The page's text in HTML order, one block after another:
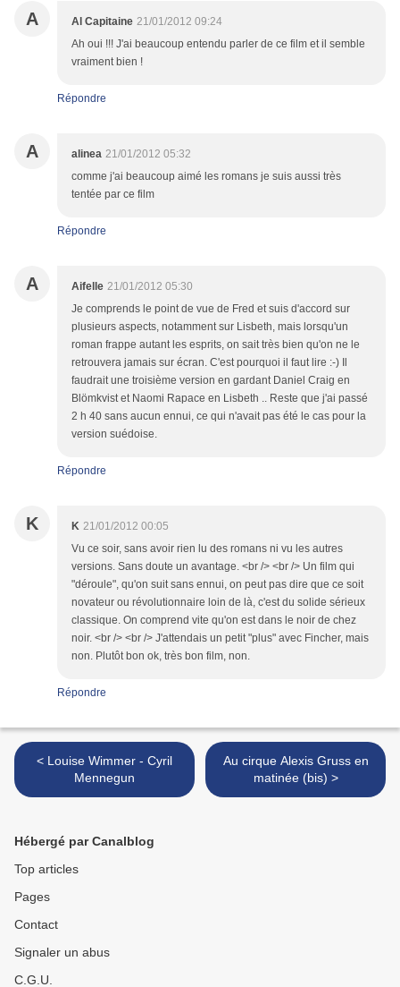
A Al Capitaine 21/01/2012 09:24
Ah oui !!! J'ai beaucoup entendu parler de ce film et il semble
vraiment bien !
Répondre
A alinea 21/01/2012 05:32
comme j'ai beaucoup aimé les romans je suis aussi très
tentée par ce film
Répondre
A Aifelle 21/01/2012 05:30
Je comprends le point de vue de Fred et suis d'accord sur
plusieurs aspects, notamment sur Lisbeth, mais lorsqu'un
roman frappe autant les esprits, on sait très bien qu'on ne le
retrouvera jamais sur écran. C'est pourquoi il faut lire :-) Il
faudrait une troisième version en gardant Daniel Craig en
Blömkvist et Naomi Rapace en Lisbeth .. Reste que j'ai passé
2 h 40 sans aucun ennui, ce qui n'avait pas été le cas pour la
version suédoise.
Répondre
K K 21/01/2012 00:05
Vu ce soir, sans avoir rien lu des romans ni vu les autres
versions. Sans doute un avantage. <br /> <br /> Un film qui
"déroule", qu'on suit sans ennui, on peut pas dire que ce soit
novateur ou révolutionnaire loin de là, c'est du solide sérieux
classique. On comprend vite qu'on est dans le noir de chez
noir. <br /> <br /> J'attendais un petit "plus" avec Fincher, mais
non. Plutôt bon ok, très bon film, non.
Répondre
< Louise Wimmer - Cyril
Mennegun
Au cirque Alexis Gruss en
matinée (bis) >
Hébergé par Canalblog
Top articles
Pages
Contact
Signaler un abus
C.G.U.